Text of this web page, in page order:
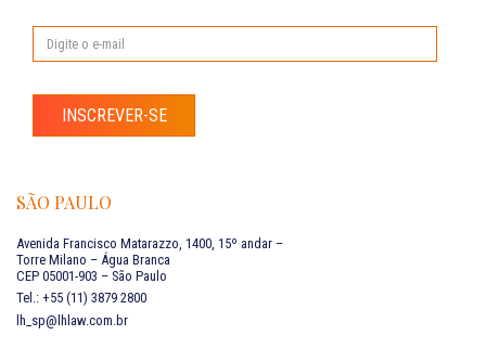
INSCREVER-SE
SÃO PAULO
Avenida Francisco Matarazzo, 1400, 15º andar –
Torre Milano – Água Branca
CEP 05001-903 – São Paulo
Tel.: +55 (11) 3879 2800
lh_sp@lhlaw.com.br